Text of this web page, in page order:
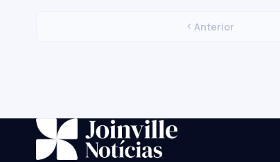
Anterior
SUGESTÕES: JEC Contorno viário